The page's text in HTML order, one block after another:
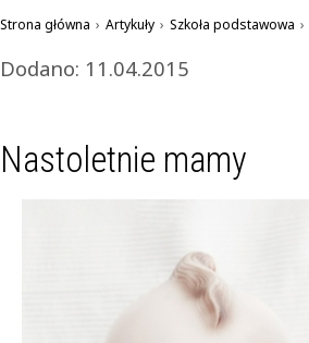
Strona główna › Artykuły › Szkoła podstawowa ›
Dodano: 11.04.2015
Nastoletnie mamy